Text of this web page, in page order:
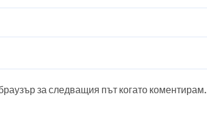
за следващия път когато коментирам.